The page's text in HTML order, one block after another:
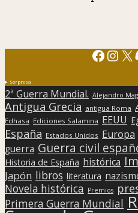
X
Sorpresa
2ª Guerra Mundial. Alejandro
Antigua Grecia antigua Roma
Edhasa Ediciones Salamina EEUU
España Estados Unidos Europa
guerra Guerra civil
Historia de España histórica
Japón libros literatura
Novela histórica Premios
Primera Guerra Mundial